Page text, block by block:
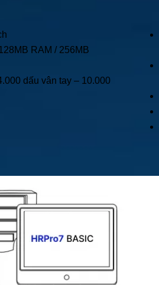
RAM / 256MB
dấu vân tay – 10.000